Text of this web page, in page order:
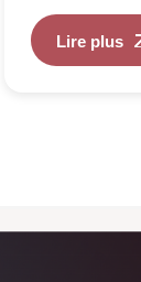
Lire plus